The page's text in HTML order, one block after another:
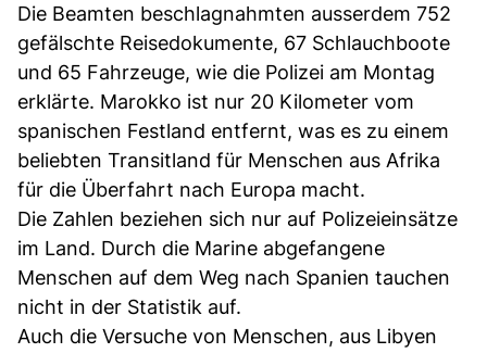
Die Beamten beschlagnahmten ausserdem 752
gefälschte Reisedokumente, 67 Schlauchboote
und 65 Fahrzeuge, wie die Polizei am Montag
erklärte. Marokko ist nur 20 Kilometer vom
spanischen Festland entfernt, was es zu einem
beliebten Transitland für Menschen aus Afrika
für die Überfahrt nach Europa macht.
Die Zahlen beziehen sich nur auf Polizeieinsätze
im Land. Durch die Marine abgefangene
Menschen auf dem Weg nach Spanien tauchen
nicht in der Statistik auf.
Auch die Versuche von Menschen, aus Libyen